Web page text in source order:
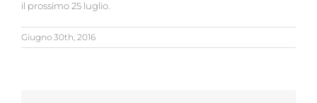
il prossimo 25 luglio.
Giugno 30th, 2016